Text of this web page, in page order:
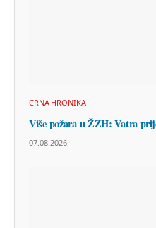
CRNA HRONIKA
Više požara u ŽZH: Vatra
07.08.2026